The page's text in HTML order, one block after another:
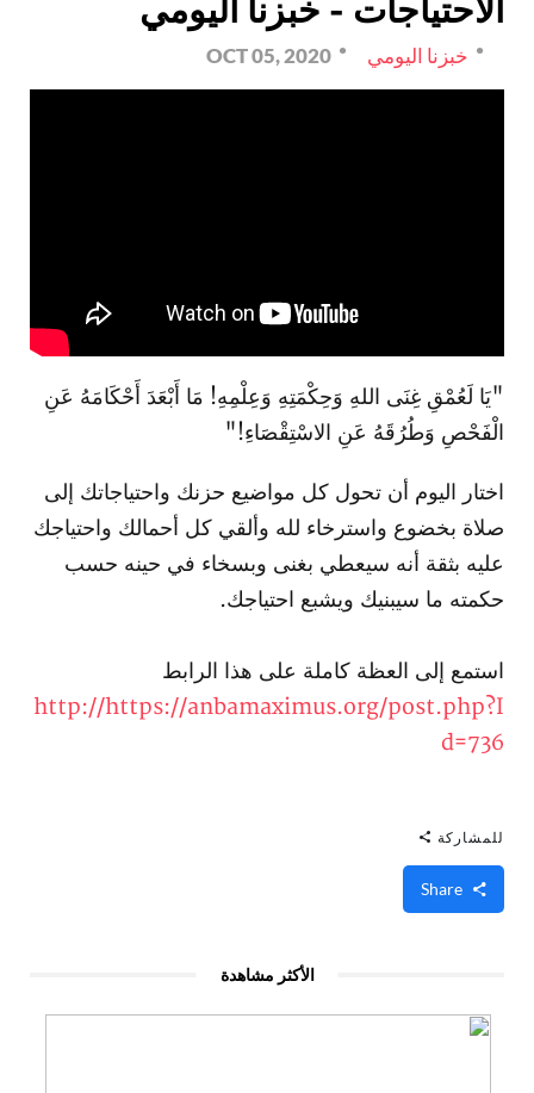
الاحتياجات - خبزنا اليومي
خبزنا اليومي OCT 05, 2020
"يَا لَعُمْقِ غِنَى اللهِ وَحِكْمَتِهِ وَعِلْمِهِ! مَا أَبْعَدَ أَحْكَامَهُ عَنِ
الْفَحْصِ وَطُرُقَهُ عَنِ الاسْتِقْصَاءِ!"
اختار اليوم أن تحول كل مواضيع حزنك واحتياجاتك إلى
صلاة بخضوع واسترخاء لله وألقي كل أحمالك واحتياجك
عليه بثقة أنه سيعطي بغنى وبسخاء في حينه حسب
حكمته ما سيبنيك ويشبع احتياجك.
استمع إلى العظة كاملة على هذا الرابط
http://​https://anbamaximus.org/post.php?I
d=736
للمشاركة
الأكثر مشاهدة